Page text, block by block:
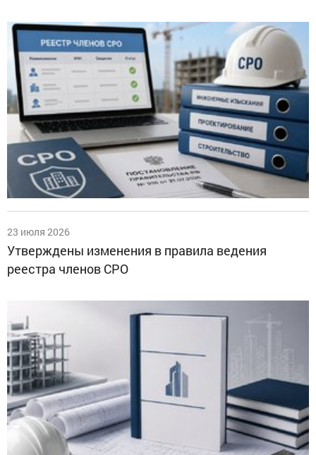
23 июля 2026
Утверждены изменения в правила ведения
реестра членов СРО